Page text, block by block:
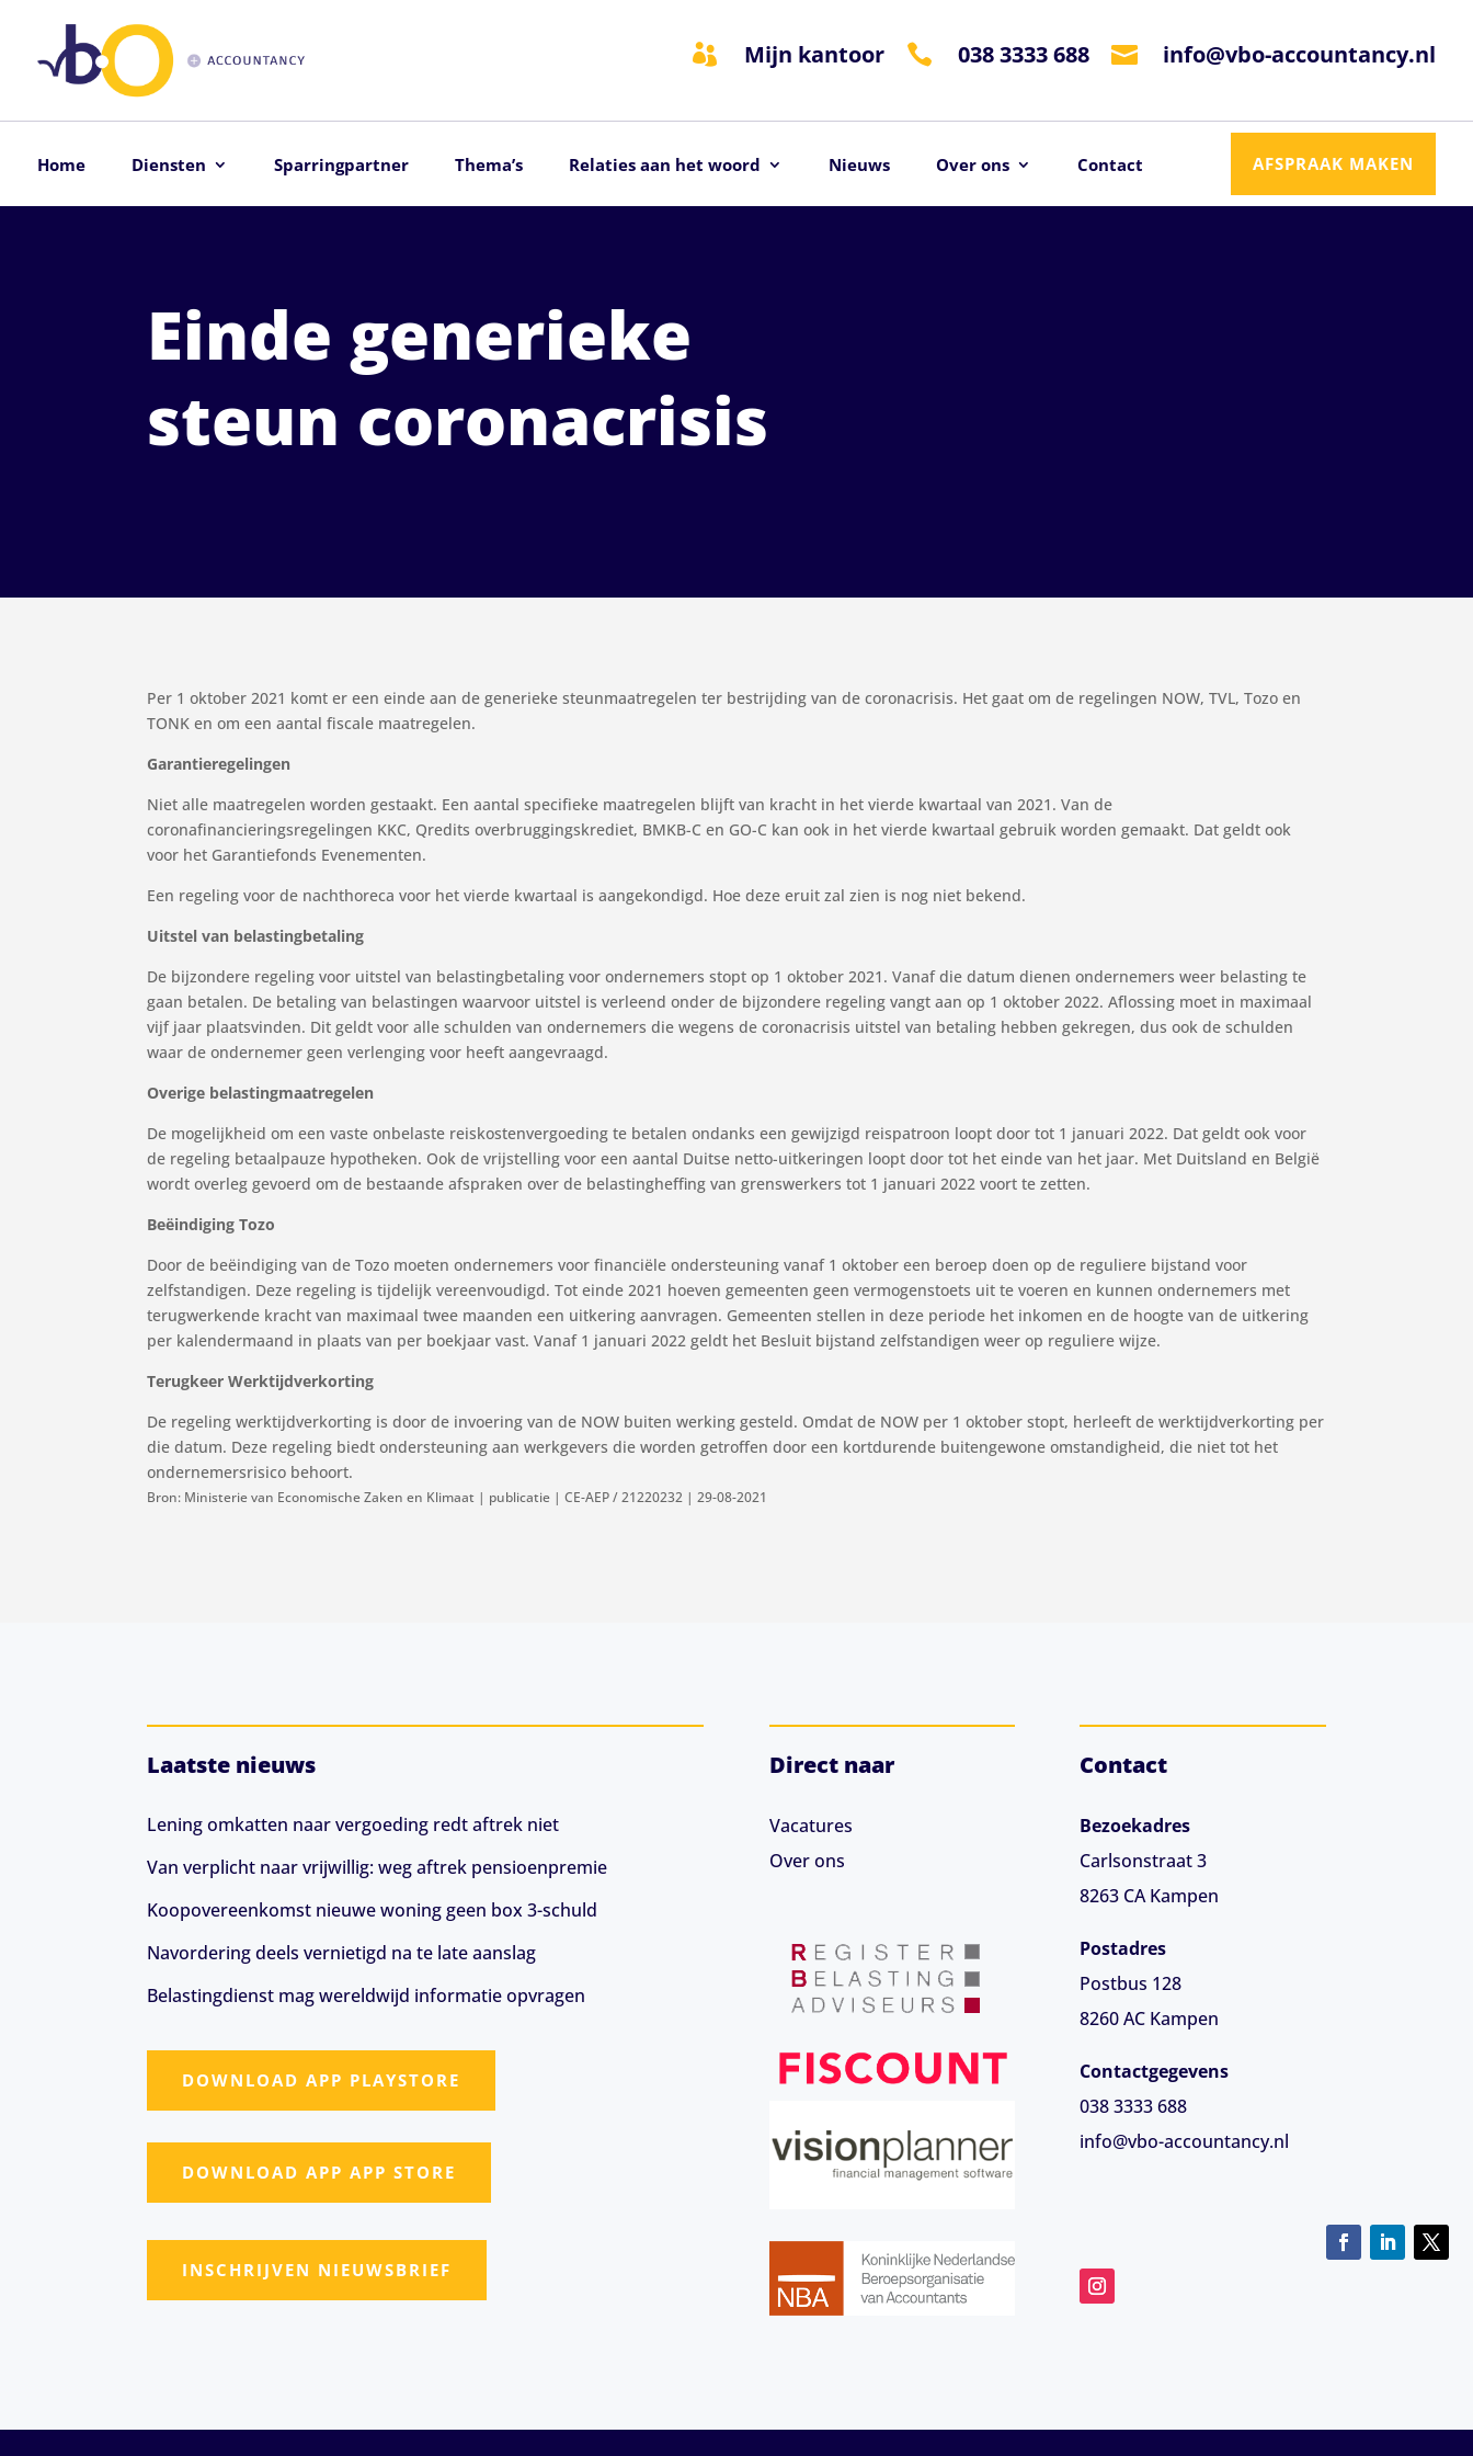
 Mijn kantoor  038 3333 688  info@vbo-accountancy.nl
Home Diensten Sparringpartner Thema’s Relaties aan het woord Nieuws Over ons Contact AFSPRAAK MAKEN
Einde generieke
steun coronacrisis
Per 1 oktober 2021 komt er een einde aan de generieke steunmaatregelen ter bestrijding van de coronacrisis. Het gaat om de regelingen NOW, TVL, Tozo en
TONK en om een aantal fiscale maatregelen.
Garantieregelingen
Niet alle maatregelen worden gestaakt. Een aantal specifieke maatregelen blijft van kracht in het vierde kwartaal van 2021. Van de
coronafinancieringsregelingen KKC, Qredits overbruggingskrediet, BMKB-C en GO-C kan ook in het vierde kwartaal gebruik worden gemaakt. Dat geldt ook
voor het Garantiefonds Evenementen.
Een regeling voor de nachthoreca voor het vierde kwartaal is aangekondigd. Hoe deze eruit zal zien is nog niet bekend.
Uitstel van belastingbetaling
De bijzondere regeling voor uitstel van belastingbetaling voor ondernemers stopt op 1 oktober 2021. Vanaf die datum dienen ondernemers weer belasting te
gaan betalen. De betaling van belastingen waarvoor uitstel is verleend onder de bijzondere regeling vangt aan op 1 oktober 2022. Aflossing moet in maximaal
vijf jaar plaatsvinden. Dit geldt voor alle schulden van ondernemers die wegens de coronacrisis uitstel van betaling hebben gekregen, dus ook de schulden
waar de ondernemer geen verlenging voor heeft aangevraagd.
Overige belastingmaatregelen
De mogelijkheid om een vaste onbelaste reiskostenvergoeding te betalen ondanks een gewijzigd reispatroon loopt door tot 1 januari 2022. Dat geldt ook voor
de regeling betaalpauze hypotheken. Ook de vrijstelling voor een aantal Duitse netto-uitkeringen loopt door tot het einde van het jaar. Met Duitsland en België
wordt overleg gevoerd om de bestaande afspraken over de belastingheffing van grenswerkers tot 1 januari 2022 voort te zetten.
Beëindiging Tozo
Door de beëindiging van de Tozo moeten ondernemers voor financiële ondersteuning vanaf 1 oktober een beroep doen op de reguliere bijstand voor
zelfstandigen. Deze regeling is tijdelijk vereenvoudigd. Tot einde 2021 hoeven gemeenten geen vermogenstoets uit te voeren en kunnen ondernemers met
terugwerkende kracht van maximaal twee maanden een uitkering aanvragen. Gemeenten stellen in deze periode het inkomen en de hoogte van de uitkering
per kalendermaand in plaats van per boekjaar vast. Vanaf 1 januari 2022 geldt het Besluit bijstand zelfstandigen weer op reguliere wijze.
Terugkeer Werktijdverkorting
De regeling werktijdverkorting is door de invoering van de NOW buiten werking gesteld. Omdat de NOW per 1 oktober stopt, herleeft de werktijdverkorting per
die datum. Deze regeling biedt ondersteuning aan werkgevers die worden getroffen door een kortdurende buitengewone omstandigheid, die niet tot het
ondernemersrisico behoort.
Bron: Ministerie van Economische Zaken en Klimaat | publicatie | CE-AEP / 21220232 | 29-08-2021
Laatste nieuws
Lening omkatten naar vergoeding redt aftrek niet
Van verplicht naar vrijwillig: weg aftrek pensioenpremie
Koopovereenkomst nieuwe woning geen box 3-schuld
Navordering deels vernietigd na te late aanslag
Belastingdienst mag wereldwijd informatie opvragen
DOWNLOAD APP PLAYSTORE
DOWNLOAD APP APP STORE
INSCHRIJVEN NIEUWSBRIEF
Direct naar
Vacatures
Over ons
Contact
Bezoekadres
Carlsonstraat 3
8263 CA Kampen
Postadres
Postbus 128
8260 AC Kampen
Contactgegevens
038 3333 688
info@vbo-accountancy.nl